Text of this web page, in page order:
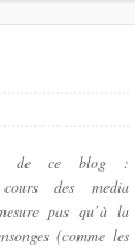
de ce blog :
des media
pas qu’à la
(comme les